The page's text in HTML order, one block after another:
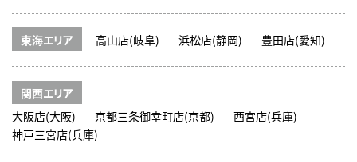
東海エリア 高山店(岐阜) 浜松店(静岡) 豊田店(愛知)
関西エリア
大阪店(大阪)
京都三条御幸町店(京都)
西宮店(兵庫)
神戸三宮店(兵庫)